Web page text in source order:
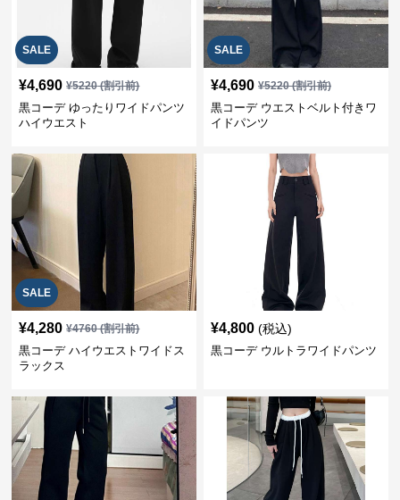
SALE
¥4,690 ¥5220(割引前)
黒コーデ ゆったりワイドパンツ
ハイウエスト
SALE
¥4,690 ¥5220(割引前)
黒コーデ ウエストベルト付きワ
イドパンツ
SALE
¥4,280 ¥4760(割引前)
黒コーデ ハイウエストワイドス
ラックス
¥4,800 (税込)
黒コーデ ウルトラワイドパンツ